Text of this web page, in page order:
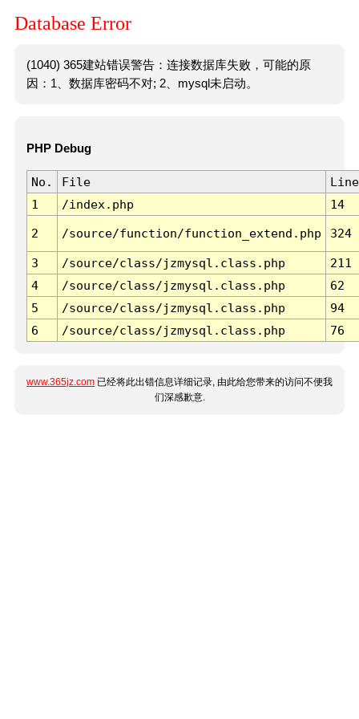
Database Error
(1040) 365建站错误警告：连接数据库失败，可能的原
因：1、数据库密码不对; 2、mysql未启动。
PHP Debug
No. File
Line
1
/index.php 14
2 /source/function/function_extend.php 324
3 /source/class/jzmysql.class.php
211
4
/source/class/jzmysql.class.php
62
5
/source/class/jzmysql.class.php
94
6
/source/class/jzmysql.class.php 76
www.365jz.com 已经将此出错信息详细记录, 由此给您带来的访问不便我
们深感歉意.